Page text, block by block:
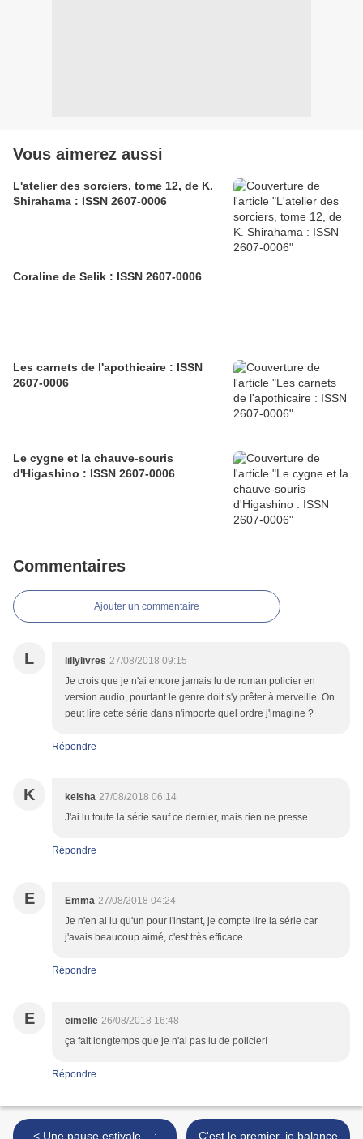
Vous aimerez aussi
L'atelier des sorciers, tome 12, de K.
Shirahama : ISSN 2607-0006
Coraline de Selik : ISSN 2607-0006
Les carnets de l'apothicaire : ISSN
2607-0006
Le cygne et la chauve-souris
d'Higashino : ISSN 2607-0006
Commentaires
Ajouter un commentaire
L lillylivres 27/08/2018 09:15
Je crois que je n'ai encore jamais lu de roman policier en
version audio, pourtant le genre doit s'y prêter à merveille. On
peut lire cette série dans n'importe quel ordre j'imagine ?
Répondre
K keisha 27/08/2018 06:14
J'ai lu toute la série sauf ce dernier, mais rien ne presse
Répondre
E Emma 27/08/2018 04:24
Je n'en ai lu qu'un pour l'instant, je compte lire la série car
j'avais beaucoup aimé, c'est très efficace.
Répondre
E eimelle 26/08/2018 16:48
ça fait longtemps que je n'ai pas lu de policier!
Répondre
< Une pause estivale... :
C'est le premier, je balance